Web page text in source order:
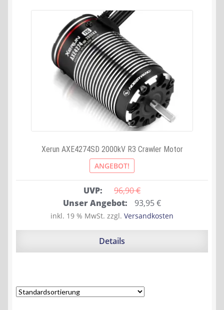
Xerun AXE4274SD 2000kV R3 Crawler Motor
ANGEBOT!
UVP: 96,90 €
Ursprünglicher
Preis
war:
Unser Angebot: 93,95€Aktueller
Preis
ist:
inkl. 19 % MwSt. zzgl. Versandkosten
Details